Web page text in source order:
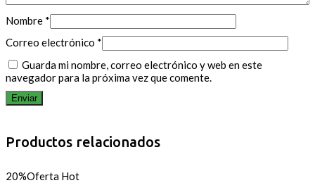
Nombre *
Correo electrónico *
Guarda mi nombre, correo electrónico y web en este
navegador para la próxima vez que comente.
Productos relacionados
20%Oferta Hot